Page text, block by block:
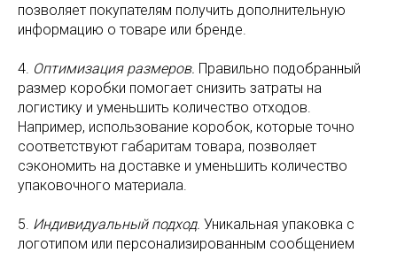
позволяет покупателям получить дополнительную
информацию о товаре или бренде.
4. Оптимизация размеров. Правильно подобранный
размер коробки помогает снизить затраты на
логистику и уменьшить количество отходов.
Например, использование коробок, которые точно
соответствуют габаритам товара, позволяет
сэкономить на доставке и уменьшить количество
упаковочного материала.
5. Индивидуальный подход. Уникальная упаковка с
логотипом или персонализированным сообщением